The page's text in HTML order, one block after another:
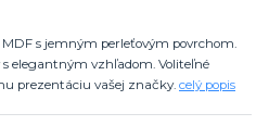
s jemným perleťovým povrchom.
elegantným vzhľadom. Voliteľné
prezentáciu vašej značky. celý popis